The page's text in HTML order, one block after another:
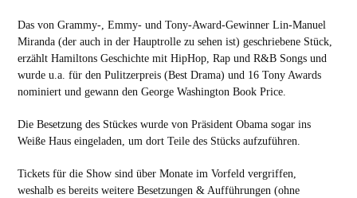
Das von Grammy-, Emmy- und Tony-Award-Gewinner Lin-Manuel
Miranda (der auch in der Hauptrolle zu sehen ist) geschriebene Stück,
erzählt Hamiltons Geschichte mit HipHop, Rap und R&B Songs und
wurde u.a. für den Pulitzerpreis (Best Drama) und 16 Tony Awards
nominiert und gewann den George Washington Book Price.
Die Besetzung des Stückes wurde von Präsident Obama sogar ins
Weiße Haus eingeladen, um dort Teile des Stücks aufzuführen.
Tickets für die Show sind über Monate im Vorfeld vergriffen,
weshalb es bereits weitere Besetzungen & Aufführungen (ohne